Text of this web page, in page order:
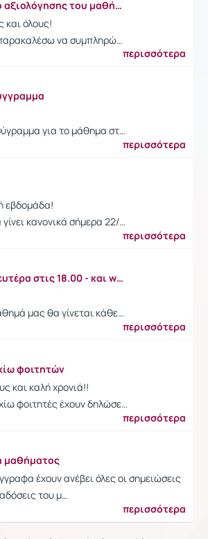
Ερωτηματολόγιο αξιολόγησης του μαθήματος
και όλους!
να συμπληρώ…
περισσότερα
για το μάθημα στ…
περισσότερα
εβδομάδα!
κανονικά σήμερα 22/…
περισσότερα
Μάθημα: κάθε Δευτέρα στις 18.00 - και webex link
μας θα γίνεται κάθε…
περισσότερα
φοιτητών
και καλή χρονιά!!
φοιτητές έχουν δηλώσε…
περισσότερα
μαθήματος
έχουν ανέβει όλες οι σημειώσεις
του μ…
περισσότερα